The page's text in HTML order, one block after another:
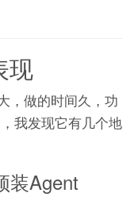
现
，做的时间久，功
我发现它有几个地
装Agent